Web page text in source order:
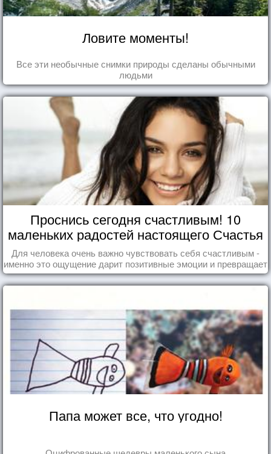
Ловите моменты!
Все эти необычные снимки природы сделаны обычными
людьми
Проснись сегодня счастливым! 10
маленьких радостей настоящего Счастья
Для человека очень важно чувствовать себя счастливым -
именно это ощущение дарит позитивные эмоции и превращает
каждый день в маленький праздник.
Папа может все, что угодно!